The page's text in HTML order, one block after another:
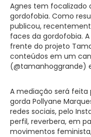
Agnes tem focalizado
gordofobia. Como
publicou,
faces da gordofobia.
frente do projeto
conteúdos em um
(@tamanhoggrande)
A mediação será feita
gorda Pollyane
redes sociais, pelo
perfil, reverbera, em
movimentos feminista,